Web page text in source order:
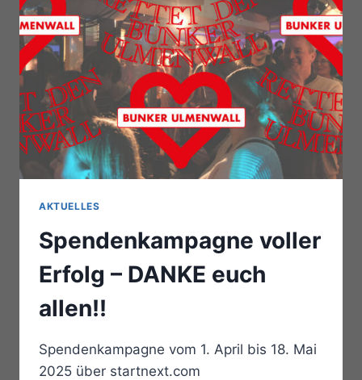
AKTUELLES
Spendenkampagne voller
Erfolg – DANKE euch
allen!!
Spendenkampagne vom 1. April bis 18. Mai
2025 über startnext.com